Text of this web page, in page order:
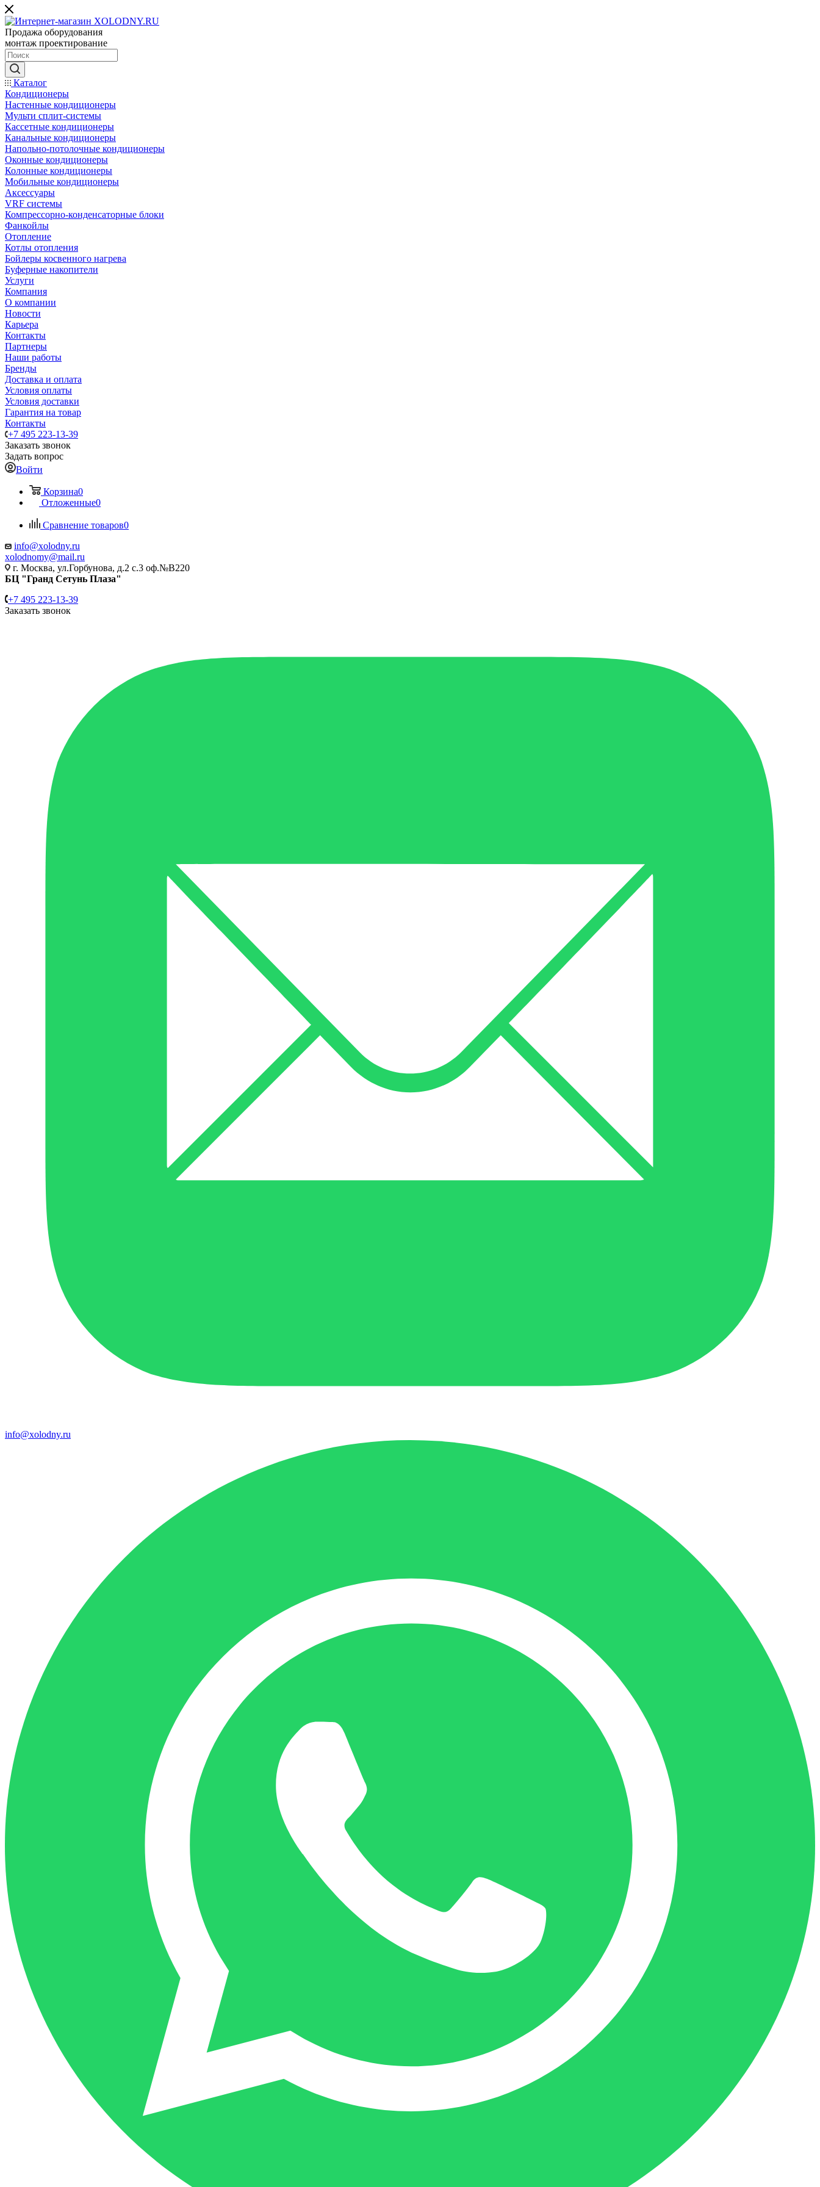
Продажа оборудования
монтаж проектирование
Каталог
Кондиционеры
Настенные кондиционеры
Мульти сплит-системы
Кассетные кондиционеры
Канальные кондиционеры
Напольно-потолочные кондиционеры
Оконные кондиционеры
Колонные кондиционеры
Мобильные кондиционеры
Аксессуары
VRF системы
Компрессорно-конденсаторные блоки
Фанкойлы
Отопление
Котлы отопления
Бойлеры косвенного нагрева
Буферные накопители
Услуги
Компания
О компании
Новости
Карьера
Контакты
Партнеры
Наши работы
Бренды
Доставка и оплата
Условия оплаты
Условия доставки
Гарантия на товар
Контакты
+7 495 223-13-39
Заказать звонок
Задать вопрос
Войти
Корзина0
Отложенные0
Сравнение товаров0
info@xolodny.ru
xolodnomy@mail.ru
г. Москва, ул.Горбунова, д.2 с.3 оф.№В220
БЦ "Гранд Сетунь Плаза"
+7 495 223-13-39
Заказать звонок
info@xolodny.ru